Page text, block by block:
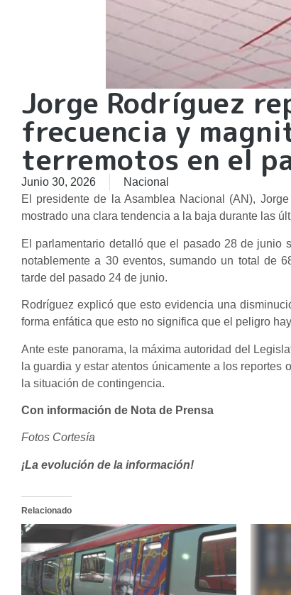
Jorge Rodríguez
frecuencia y
terremotos en el
Junio 30, 2026
Nacional
El presidente de la Asamblea Nacional (AN),
mostrado una clara tendencia a la baja durante las
El parlamentario detalló que el pasado 28 de junio
notablemente a 30 eventos, sumando un total de
tarde del pasado 24 de junio.
Rodríguez explicó que esto evidencia una
forma enfática que esto no significa que el peligro
Ante este panorama, la máxima autoridad del
la guardia y estar atentos únicamente a los
la situación de contingencia.
Con información de Nota de Prensa
Fotos Cortesía
¡La evolución de la información!
Relacionado